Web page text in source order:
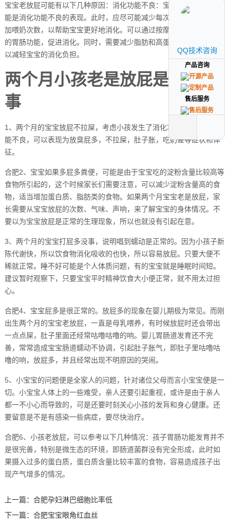
宝宝老放屁可能有以下几种原因：消化功能不良：宝宝经常放臭屁可
能是消化功能不良的表现。此时，应尽可能减少每次喂奶的奶量，增
加喂奶次数，以帮助宝宝更好地消化。可以通过按摩腹部来改善宝宝
的胃肠功能，促进消化。同时，需要减少脂肪和高蛋白食物的摄入，
以减轻宝宝的消化负担。
两个月小孩老是放屁是怎么回
事
1、两个月的宝宝放屁不拉屎，考虑小孩发生了消化功能不良，消化功
能不良，可以表现为放臭屁多，不拉屎，肚子胀，吃奶差等症状和体
征。
合肥2、宝宝如果多屁多粪便，可能是由于宝宝吃的淀粉含量比较高等
食物所引起的，这个时候家长们需要注意，可以减少淀粉含量高的食
物，适当增加蛋白质、脂肪类的食物。如果两个月宝宝老是放屁，家
长需要从宝宝放屁的次数、气味、声响，来了解宝宝的身体情况。不
要以为宝宝放屁是正常的生理现象，所以也就没有引起在意。
3、两个月的宝宝打屁多没事，说明唱到蠕动是正常的。因为小孩子新
陈代谢快，所以饮食物消化吸收的也快，所以容易放屁。只要大便不
稀就正常。睡不好可能是个人体质问题，有的宝宝就是睡眠时间短。
建议暂时观察下，只要宝宝平时精神饮食大小便正常，就不用太过担
心。
合肥4、宝宝屁多是很正常的。放屁多的现象在婴儿期极为常见。而刚
出生两个月的宝宝老放屁，一直是母乳喂养，有时候放屁时还会带出
一点点屎，肚子里面还经常咕噜咕噜的响。婴儿胃肠道发育还不完
善，常常造成宝宝肠道蠕动不协调，引起肚子胀气，即肚子里咕噜咕
噜的响，放屁多，并且经常出现不明原因的哭闹。
5、小宝宝的问题便是全家人的问题，针对诸位父母而言小宝宝便是一
切。小宝宝人体上的一些难受，亲人还要引起重视，或许是由于亲人
都一不小心而导致的，可是还要时刻关心小孩的发肓和身心健康。还
要留意是不是有感染一些病症，要尽快治疗。
合肥6、小孩老放屁，可以参考以下几种情况：孩子胃肠功能发育并不
是很完善，特别是微生态的环境，即肠道菌群没有完全形成，此时如
果摄入过多的蛋白质，蛋白质含量比较丰富的食物，容易造成孩子出
现产气增多的情况。
上一篇： 合肥孕妇淋巴细胞比率低
下一篇： 合肥宝宝眼角红血丝
QQ技术咨询
产品咨询
售后服务
QQ技术咨询
产品咨询
售后服务